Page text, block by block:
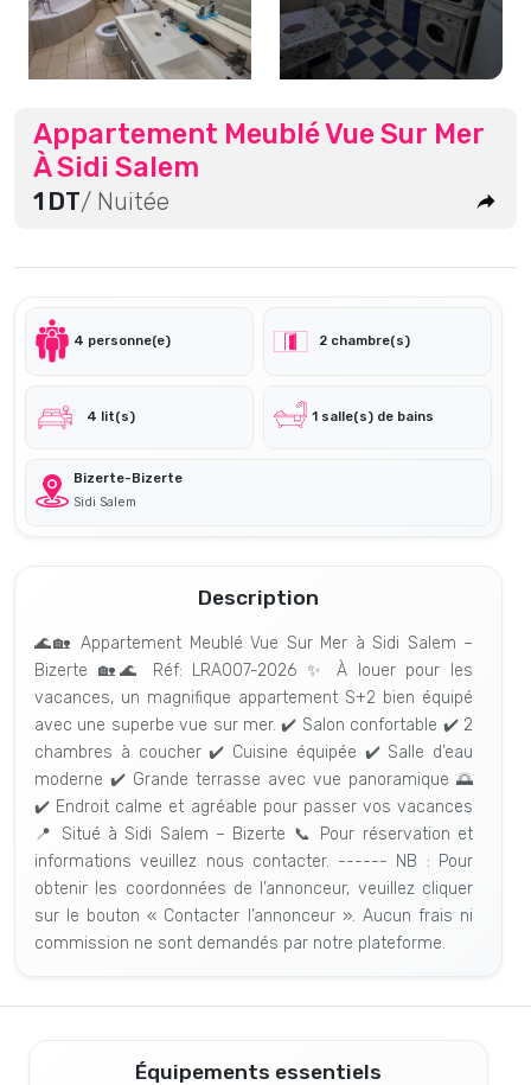
Appartement Meublé Vue Sur Mer
À Sidi Salem
1 DT/ Nuitée
4 personne(e) 2 chambre(s)
4 lit(s) 1 salle(s) de bains
Bizerte-Bizerte
Sidi Salem
Description
🌊🏡 Appartement Meublé Vue Sur Mer à Sidi Salem –
Bizerte 🏡🌊 Réf: LRA007-2026 ✨ À louer pour les
vacances, un magnifique appartement S+2 bien équipé
avec une superbe vue sur mer. ✔️ Salon confortable ✔️ 2
chambres à coucher ✔️ Cuisine équipée ✔️ Salle d’eau
moderne ✔️ Grande terrasse avec vue panoramique 🌅
✔️ Endroit calme et agréable pour passer vos vacances
📍 Situé à Sidi Salem – Bizerte 📞 Pour réservation et
informations veuillez nous contacter. ------ NB : Pour
obtenir les coordonnées de l’annonceur, veuillez cliquer
sur le bouton « Contacter l’annonceur ». Aucun frais ni
commission ne sont demandés par notre plateforme.
Équipements essentiels